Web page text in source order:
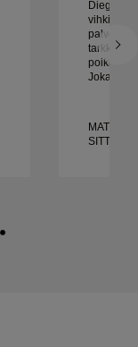
Diego oli
Jokainen
kaikille,
SITTEN